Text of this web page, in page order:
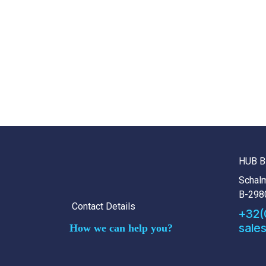
Contact Details
How we can help you?
HUB
B-